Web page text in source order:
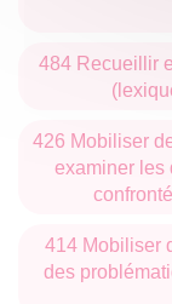
484 Recueillir
426 Mobiliser
examiner les
414 Mobiliser
des